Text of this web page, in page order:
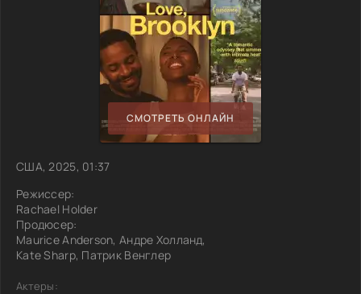
СМОТРЕТЬ ОНЛАЙН
США, 2025, 01:37
Режиссер:
Rachael Holder
Продюсер:
Maurice Anderson, Андре Холланд,
Kate Sharp, Патрик Венглер
Актеры: